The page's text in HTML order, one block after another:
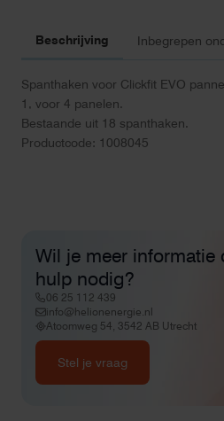
Beschrijving Inbegrepen
Spanthaken voor Clickfit EVO
1, voor 4 panelen.
Bestaande uit 18 spanthaken.
Productcode: 1008045
Wil je meer informatie
hulp nodig?
06 25 112 439
info@helionenergie.nl
Atoomweg 54, 3542 AB Utrecht
Stel je vraag